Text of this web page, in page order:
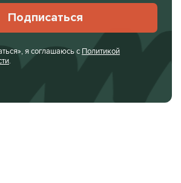
Подписаться
я соглашаюсь с Политикой
.